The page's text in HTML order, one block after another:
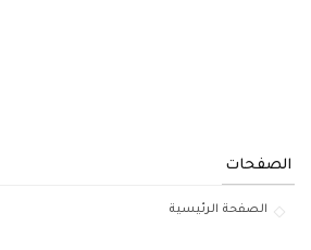
الصفحات
الصفحة الرئيسية